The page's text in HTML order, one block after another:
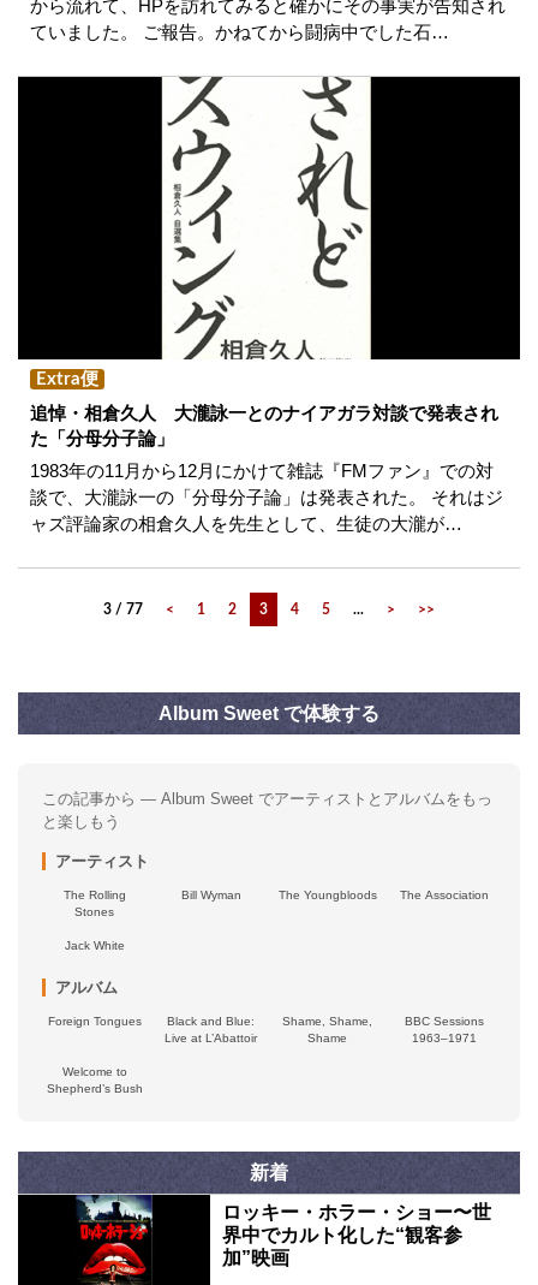
から流れて、HPを訪れてみると確かにその事実が告知され
ていました。 ご報告。かねてから闘病中でした石…
Extra便
追悼・相倉久人 大瀧詠一とのナイアガラ対談で発表され
た「分母分子論」
1983年の11月から12月にかけて雑誌『FMファン』での対
談で、大瀧詠一の「分母分子論」は発表された。 それはジ
ャズ評論家の相倉久人を先生として、生徒の大瀧が…
3 / 77 < 1 2 3 4 5 ... > >>
Album Sweet で体験する
この記事から — Album Sweet でアーティストとアルバムをもっ
と楽しもう
アーティスト
The Rolling
Stones
Bill Wyman The Youngbloods The Association
Jack White
アルバム
Foreign Tongues
Black and Blue:
Live at L’Abattoir
Shame, Shame,
Shame
BBC Sessions
1963–1971
Welcome to
Shepherd’s Bush
新着
ロッキー・ホラー・ショー〜世
界中でカルト化した“観客参
加”映画